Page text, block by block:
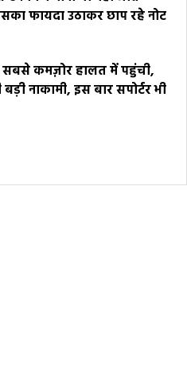
फायदा उठाकर छाप रहे नोट
सबसे कमज़ोर हालत में पहुंची,
नाकामी, इस बार सपोर्टर भी